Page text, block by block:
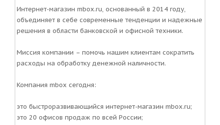
Интернет-магазин mbox.ru, основанный в 2014 году,
объединяет в себе современные тенденции и надежные
решения в области банковской и офисной техники.
Миссия компании – помочь нашим клиентам сократить
расходы на обработку денежной наличности.
Компания mbox сегодня:
это быстроразвивающийся интернет-магазин mbox.ru;
это 20 офисов продаж по всей России;